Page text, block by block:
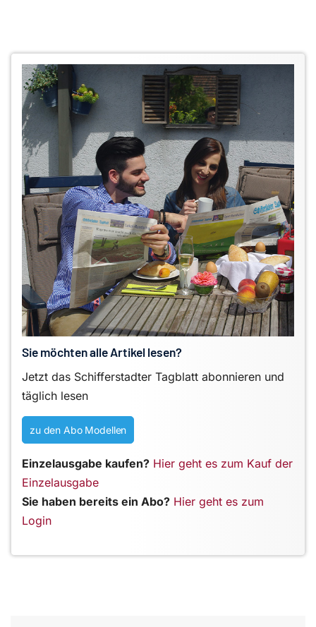
Sie möchten alle Artikel lesen?
Jetzt das Schifferstadter Tagblatt abonnieren und
täglich lesen
zu den Abo Modellen
Einzelausgabe kaufen? Hier geht es zum Kauf der
Einzelausgabe
Sie haben bereits ein Abo? Hier geht es zum
Login